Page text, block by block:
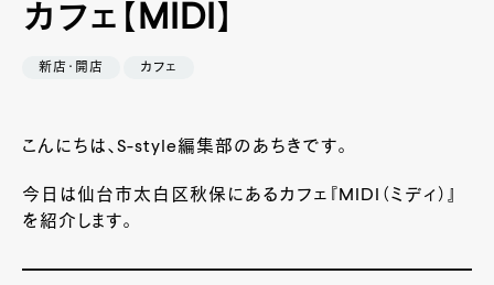
カフェ【MIDI】
新店・開店 カフェ
こんにちは、S-style編集部のあちきです。
今日は仙台市太白区秋保にあるカフェ『MIDI（ミディ）』
を紹介します。